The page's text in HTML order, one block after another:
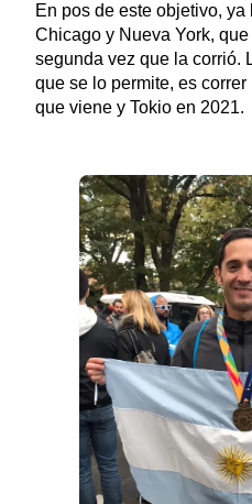
En pos de este objetivo, ya
Chicago y Nueva York,
segunda vez que la corrió.
que se lo permite, es
que viene y Tokio en 2021.